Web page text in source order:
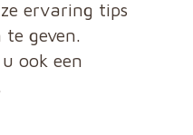
ervaring tips
geven.
ook een